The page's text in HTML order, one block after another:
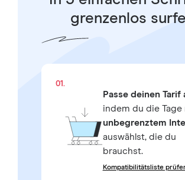
grenzenlos
01.
Passe deinen Tarif
indem du die Tage
unbegrenztem
auswählst, die du
brauchst.
Kompatibilitätsliste